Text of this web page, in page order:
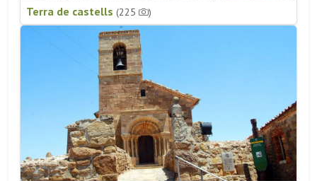
Terra de castells (225 )